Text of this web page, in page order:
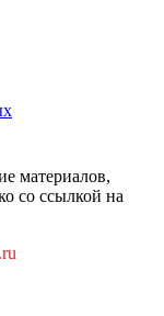
материалов,
со ссылкой на